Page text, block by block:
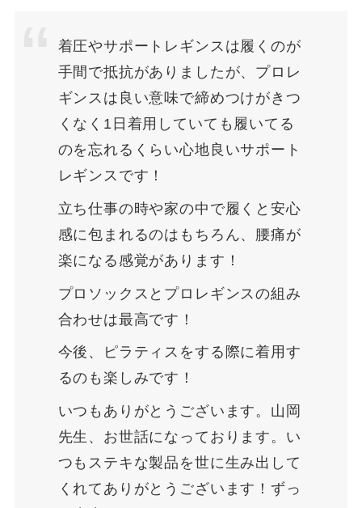
着圧やサポートレギンスは履くのが
手間で抵抗がありましたが、プロレ
ギンスは良い意味で締めつけがきつ
くなく1日着用していても履いてる
のを忘れるくらい心地良いサポート
レギンスです！
立ち仕事の時や家の中で履くと安心
感に包まれるのはもちろん、腰痛が
楽になる感覚があります！
プロソックスとプロレギンスの組み
合わせは最高です！
今後、ピラティスをする際に着用す
るのも楽しみです！
いつもありがとうございます。山岡
先生、お世話になっております。い
つもステキな製品を世に生み出して
くれてありがとうございます！ずっ